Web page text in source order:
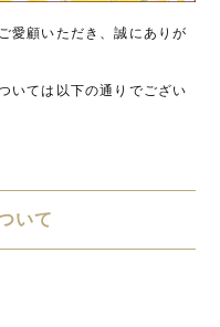
愛顧いただき、誠にありが
いては以下の通りでござい
いて